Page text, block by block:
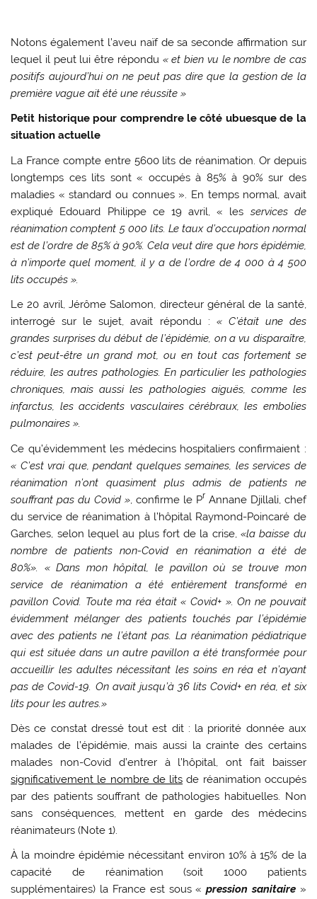
Notons également l’aveu naïf de sa seconde affirmation sur
lequel il peut lui être répondu « et bien vu le nombre de cas
positifs aujourd’hui on ne peut pas dire que la gestion de la
première vague ait été une réussite »
Petit historique pour comprendre le côté ubuesque de la
situation actuelle
La France compte entre 5600 lits de réanimation. Or depuis
longtemps ces lits sont « occupés à 85% à 90% sur des
maladies « standard ou connues ». En temps normal, avait
expliqué Edouard Philippe ce 19 avril, « les services de
réanimation comptent 5 000 lits. Le taux d’occupation normal
est de l’ordre de 85% à 90%. Cela veut dire que hors épidémie,
à n’importe quel moment, il y a de l’ordre de 4 000 à 4 500
lits occupés ».
Le 20 avril, Jérôme Salomon, directeur général de la santé,
interrogé sur le sujet, avait répondu : « C’était une des
grandes surprises du début de l’épidémie, on a vu disparaître,
c’est peut-être un grand mot, ou en tout cas fortement se
réduire, les autres pathologies. En particulier les pathologies
chroniques, mais aussi les pathologies aiguës, comme les
infarctus, les accidents vasculaires cérébraux, les embolies
pulmonaires ».
Ce qu’évidemment les médecins hospitaliers confirmaient :
« C’est vrai que, pendant quelques semaines, les services de
réanimation n’ont quasiment plus admis de patients ne
souffrant pas du Covid » , confirme le Pr Annane Djillali, chef
du service de réanimation à l’hôpital Raymond-Poincaré de
Garches, selon lequel au plus fort de la crise,«la baisse du
nombre de patients non-Covid en réanimation a été de
80%». « Dans mon hôpital, le pavillon où se trouve mon
service de réanimation a été entièrement transformé en
pavillon Covid. Toute ma réa était « Covid+ ». On ne pouvait
évidemment mélanger des patients touchés par l’épidémie
avec des patients ne l’étant pas. La réanimation pédiatrique
qui est située dans un autre pavillon a été transformée pour
accueillir les adultes nécessitant les soins en réa et n’ayant
pas de Covid-19. On avait jusqu’à 36 lits Covid+ en réa, et six
lits pour les autres.»
Dès ce constat dressé tout est dit : la priorité donnée aux
malades de l’épidémie, mais aussi la crainte des certains
malades non-Covid d’entrer à l’hôpital, ont fait baisser
significativement le nombre de lits de réanimation occupés
par des patients souffrant de pathologies habituelles. Non
sans conséquences, mettent en garde des médecins
réanimateurs (Note 1).
À la moindre épidémie nécessitant environ 10% à 15% de la
capacité de réanimation (soit 1000 patients
supplémentaires) la France est sous «pression sanitaire»